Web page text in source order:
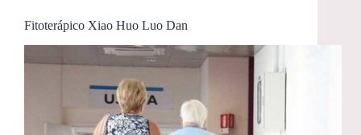
Fitoterápico Xiao Huo Luo Dan